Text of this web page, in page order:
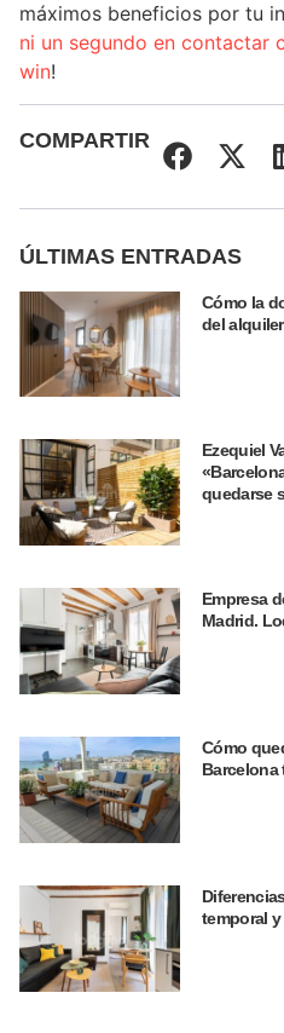
máximos beneficios por tu
ni un segundo en contactar
win!
COMPARTIR
ÚLTIMAS ENTRADAS
Cómo la
del
Ezequiel
quedarse
Empresa
Madrid.
Cómo
Barcelona
temporal